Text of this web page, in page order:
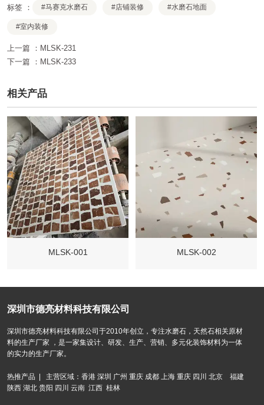
标签 ： #马赛克水磨石 #店铺装修 #水磨石地面
#室内装修
上一篇 ： MLSK-231
下一篇 ： MLSK-233
相关产品
MLSK-001 MLSK-002
深圳市德亮材料科技有限公司
深圳市德亮材料科技有限公司于2010年创立，专注水磨石，天然石相关原材
料的生产厂家 ，是一家集设计、研发、生产、营销、多元化装饰材料为一体
的实力的生产厂家。
热推产品 | 主营区域：香港 深圳 广州 重庆 成都 上海 重庆 四川 北京 福建
陕西 湖北 贵阳 四川 云南 江西 桂林